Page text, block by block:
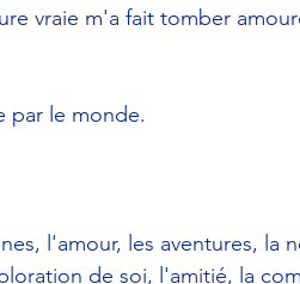
vraie m'a fait tomber
par le monde.
l'amour, les aventures, la
de soi, l'amitié, la